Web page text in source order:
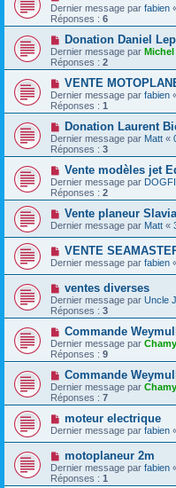
Dernier message par fabien
Réponses : 6
Donation Daniel
Dernier message par
Réponses : 2
VENTE
Dernier message par fabien
Réponses : 1
Donation Laurent
Dernier message par Matt «
Réponses : 3
Vente modèles jet
Dernier message par
Réponses : 2
Vente planeur
Dernier message par Matt «
VENTE
Dernier message par fabien
ventes diverses
Dernier message par Uncle
Réponses : 3
Commande
Dernier message par
Réponses : 9
Commande
Dernier message par
Réponses : 7
moteur electrique
Dernier message par fabien
motoplaneur 2m
Dernier message par fabien
Réponses : 1